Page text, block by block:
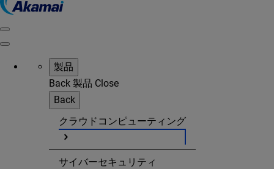
製品
Back 製品 Close
Back
クラウドコンピューティング
サイバーセキュリティ